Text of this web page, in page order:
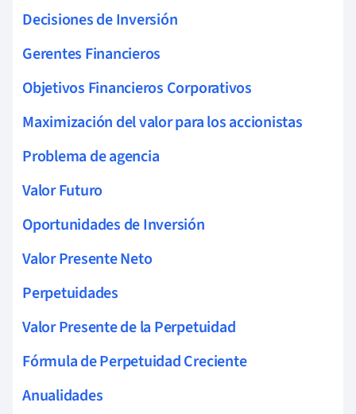
Decisiones de Inversión
Gerentes Financieros
Objetivos Financieros Corporativos
Maximización del valor para los accionistas
Problema de agencia
Valor Futuro
Oportunidades de Inversión
Valor Presente Neto
Perpetuidades
Valor Presente de la Perpetuidad
Fórmula de Perpetuidad Creciente
Anualidades